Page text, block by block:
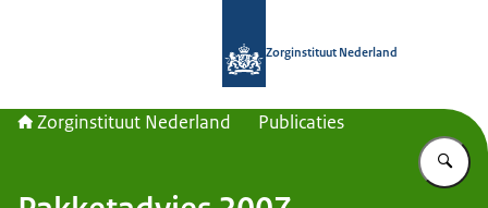
Zorginstituut Nederland
Zorginstituut Nederland Publicaties